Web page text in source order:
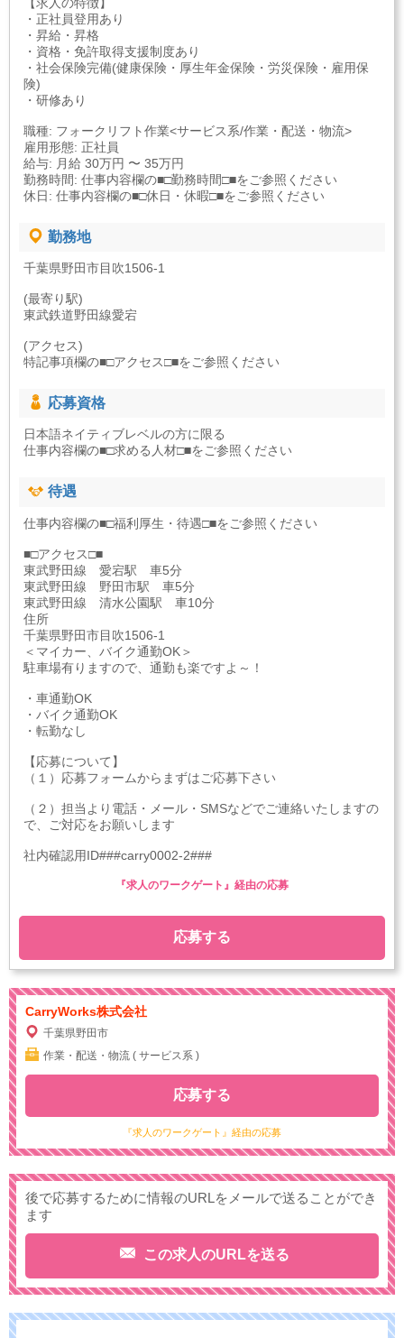
・正社員登用あり
・昇給・昇格
・資格・免許取得支援制度あり
・社会保険完備(健康保険・厚生年金保険・労災保険・雇用保
険)
・研修あり
職種: フォークリフト作業<サービス系/作業・配送・物流>
雇用形態: 正社員
給与: 月給 30万円 〜 35万円
勤務時間: 仕事内容欄の■□勤務時間□■をご参照ください
休日: 仕事内容欄の■□休日・休暇□■をご参照ください
勤務地
千葉県野田市目吹1506-1
(最寄り駅)
東武鉄道野田線愛宕
(アクセス)
特記事項欄の■□アクセス□■をご参照ください
応募資格
日本語ネイティブレベルの方に限る
仕事内容欄の■□求める人材□■をご参照ください
待遇
仕事内容欄の■□福利厚生・待遇□■をご参照ください
■□アクセス□■
東武野田線 愛宕駅 車5分
東武野田線 野田市駅 車5分
東武野田線 清水公園駅 車10分
住所
千葉県野田市目吹1506-1
＜マイカー、バイク通勤OK＞
駐車場有りますので、通勤も楽ですよ～！
・車通勤OK
・バイク通勤OK
・転勤なし
【応募について】
（１）応募フォームからまずはご応募下さい
（２）担当より電話・メール・SMSなどでご連絡いたしますの
で、ご対応をお願いします
社内確認用ID###carry0002-2###
応募する
『求人のワークゲート』経由の応募
CarryWorks株式会社
千葉県野田市
作業・配送・物流 ( サービス系 )
『求人のワークゲート』経由の応募
応募する
後で応募するために情報のURLをメールで送ることができ
ます
この求人のURLを送る